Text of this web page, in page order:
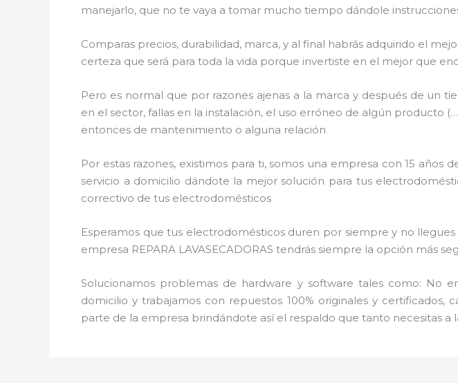
manejarlo, que no te vaya a tomar mucho tiempo dándole
Comparas precios, durabilidad, marca, y al final habrás adquirido el
certeza que será para toda la vida porque invertiste en el mejor que
Pero es normal que por razones ajenas a la marca y después de un
en el sector, fallas en la instalación, el uso erróneo de algún
entonces de mantenimiento o alguna relación
Por estas razones, existimos para ti, somos una empresa con 15
servicio a domicilio dándote la mejor solución para tus
correctivo de tus electrodomésticos
Esperamos que tus electrodomésticos duren por siempre y no
empresa REPARA LAVASECADORAS tendrás siempre la opción más
Solucionamos problemas de hardware y software tales como: No
domicilio y trabajamos con repuestos 100% originales y
parte de la empresa brindándote así el respaldo que tanto necesitas